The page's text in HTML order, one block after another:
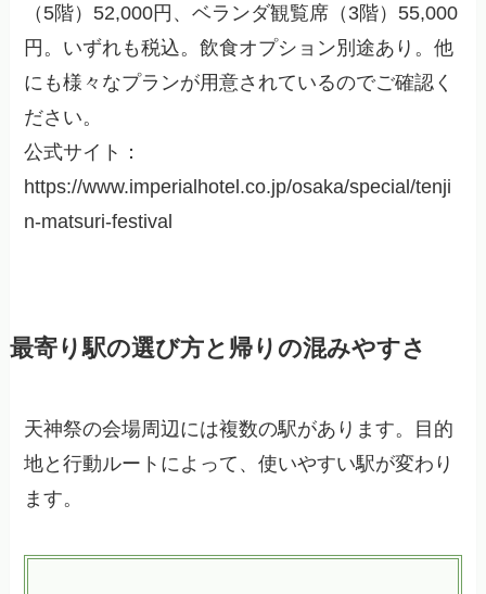
（5階）52,000円、ベランダ観覧席（3階）55,000
円。いずれも税込。飲食オプション別途あり。他
にも様々なプランが用意されているのでご確認く
ださい。
公式サイト：
https://www.imperialhotel.co.jp/osaka/special/tenji
n-matsuri-festival
最寄り駅の選び方と帰りの混みやすさ
天神祭の会場周辺には複数の駅があります。目的
地と行動ルートによって、使いやすい駅が変わり
ます。